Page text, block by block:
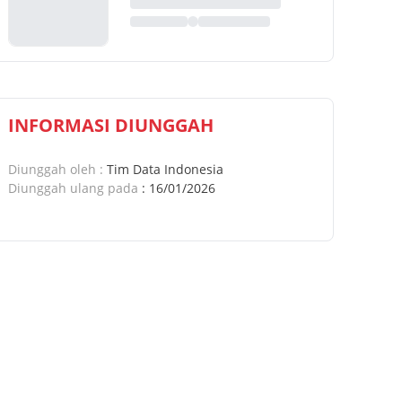
INFORMASI DIUNGGAH
Diunggah oleh : Tim Data Indonesia
Diunggah ulang pada : 16/01/2026